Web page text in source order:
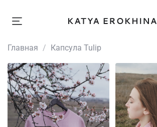
Главная Капсула Tulip